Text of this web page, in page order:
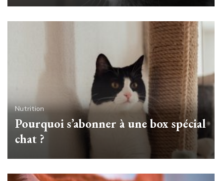
Nutrition
Pourquoi s’abonner à une box spécial
chat ?